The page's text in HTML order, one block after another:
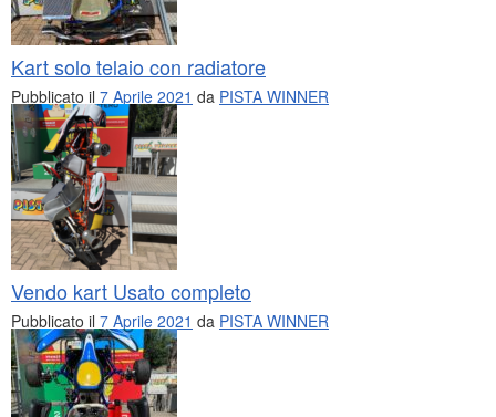
Kart solo telaio con radiatore
Pubblicato il 7 Aprile 2021 da PISTA WINNER
Vendo kart Usato completo
Pubblicato il 7 Aprile 2021 da PISTA WINNER